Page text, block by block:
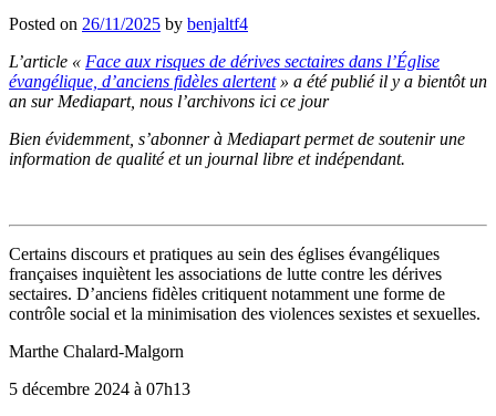
Posted on 26/11/2025 by benjaltf4
L’article « Face aux risques de dérives sectaires dans l’Église
évangélique, d’anciens fidèles alertent» a été publié il y a bientôt un
an sur Mediapart, nous l’archivons ici ce jour
Bien évidemment, s’abonner à Mediapart permet de soutenir une
information de qualité et un journal libre et indépendant.
Certains discours et pratiques au sein des églises évangéliques
françaises inquiètent les associations de lutte contre les dérives
sectaires. D’anciens fidèles critiquent notamment une forme de
contrôle social et la minimisation des violences sexistes et sexuelles.
Marthe Chalard-Malgorn
5 décembre 2024 à 07h13